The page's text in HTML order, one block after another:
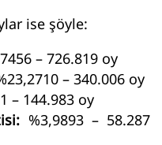
ise şöyle:
– 726.819 oy
– 340.006 oy
– 144.983 oy
%3,9893 – 58.287